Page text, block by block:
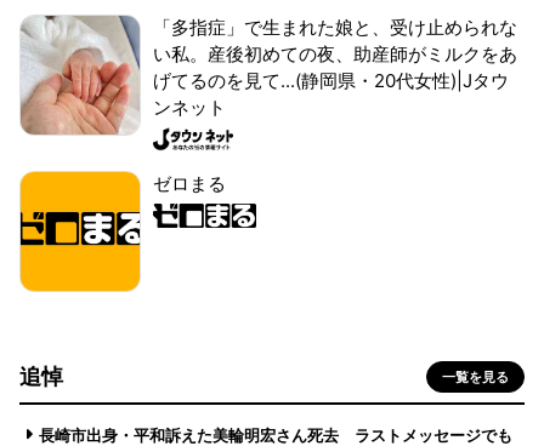
「多指症」で生まれた娘と、受け止められな
い私。産後初めての夜、助産師がミルクをあ
げてるのを見て...(静岡県・20代女性)|Jタウ
ンネット
ゼロまる
追悼 一覧を見る
長崎市出身・平和訴えた美輪明宏さん死去 ラストメッセージでも